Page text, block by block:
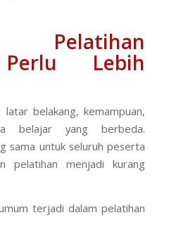
Pelatihan
Lebih
belakang, kemampuan,
belajar yang berbeda.
sama untuk seluruh peserta
pelatihan menjadi kurang
terjadi dalam pelatihan